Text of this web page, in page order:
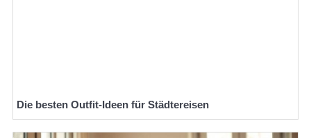
Die besten Outfit-Ideen für Städtereisen